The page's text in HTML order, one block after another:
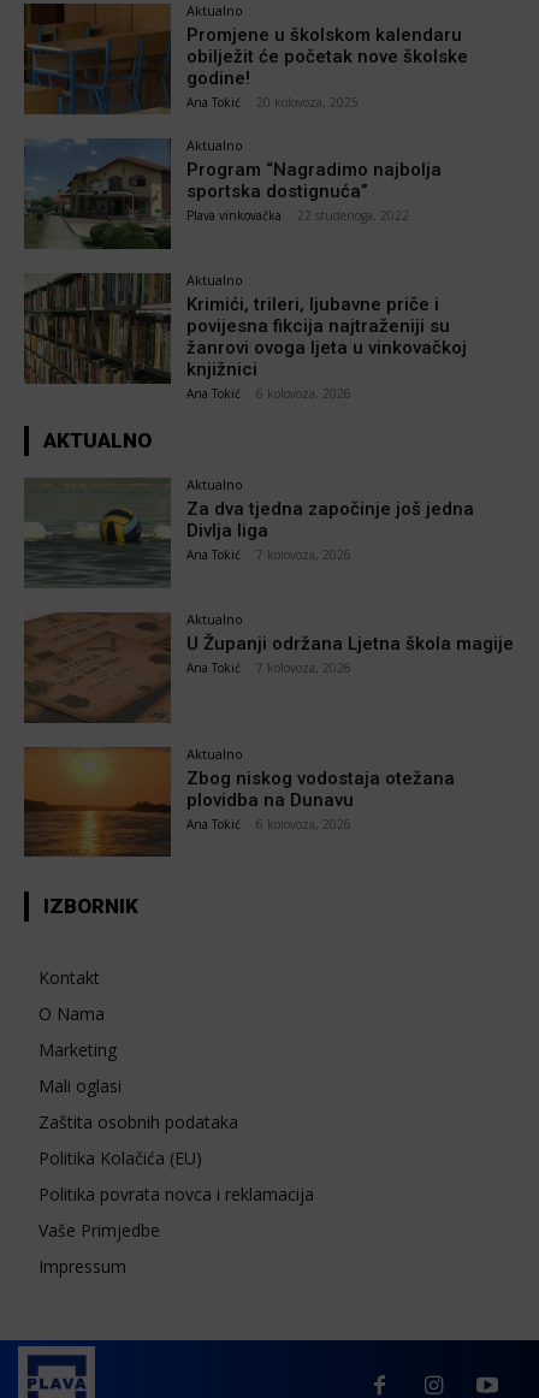
Aktualno
Promjene u školskom kalendaru
obilježit će početak nove školske
godine!
Ana Tokić 20 kolovoza, 2025
Aktualno
Program “Nagradimo najbolja
sportska dostignuća”
Plava vinkovačka 22 studenoga, 2022
Aktualno
Krimići, trileri, ljubavne priče i
povijesna fikcija najtraženiji su
žanrovi ovoga ljeta u vinkovačkoj
knjižnici
Ana Tokić 6 kolovoza, 2026
AKTUALNO
Aktualno
Za dva tjedna započinje još jedna
Divlja liga
Ana Tokić 7 kolovoza, 2026
Aktualno
U Županji održana Ljetna škola magije
Ana Tokić 7 kolovoza, 2026
Aktualno
Zbog niskog vodostaja otežana
plovidba na Dunavu
Ana Tokić 6 kolovoza, 2026
IZBORNIK
Kontakt
O Nama
Marketing
Mali oglasi
Zaštita osobnih podataka
Politika Kolačića (EU)
Politika povrata novca i reklamacija
Vaše Primjedbe
Impressum